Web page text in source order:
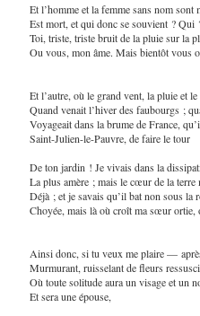
Et l’homme et la femme sans nom sont
Est mort, et qui donc se souvient ? Qui
Toi, triste, triste bruit de la pluie sur la
Ou vous, mon âme. Mais bientôt vous
Et l’autre, où le grand vent, la pluie et
Quand venait l’hiver des faubourgs ;
Voyageait dans la brume de France,
Saint-Julien-le-Pauvre, de faire le tour
De ton jardin ! Je vivais dans la
La plus amère ; mais le cœur de la terre
Déjà ; et je savais qu’il bat non sous la
Choyée, mais là où croît ma sœur ortie,
Ainsi donc, si tu veux me plaire —
Murmurant, ruisselant de fleurs
Où toute solitude aura un visage et un
Et sera une épouse,